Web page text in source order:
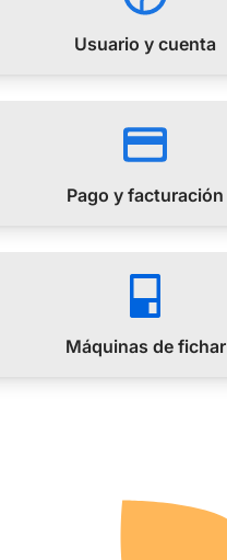
Usuario y cuenta
Pago y facturación
Máquinas de fichar